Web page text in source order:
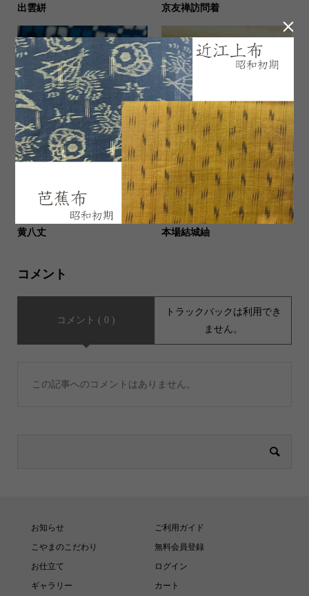
出雲絣 京友禅訪問着
久留米絣 秦荘紬
黄八丈 本場結城紬
コメント
コメント ( 0 )
トラックバックは利用でき
ません。
この記事へのコメントはありません。
お知らせ
こやまのこだわり
お仕立て
ギャラリー
ご利用ガイド
無料会員登録
ログイン
カート
